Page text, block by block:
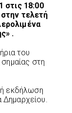
στις 18:00
τελετή
.
του
στη
εκδήλωση